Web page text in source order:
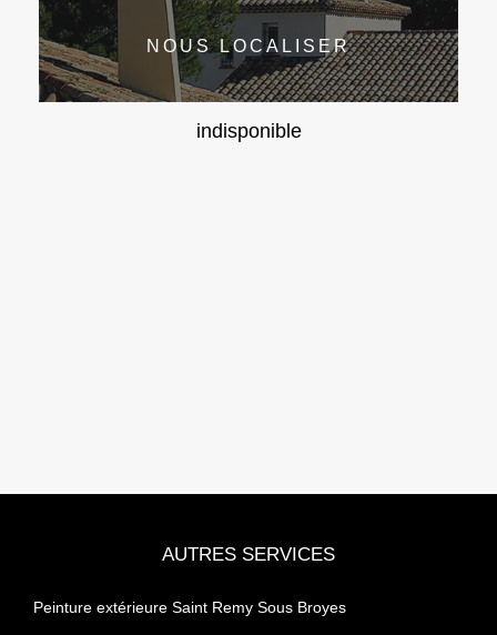
NOUS LOCALISER
indisponible
AUTRES SERVICES
Peinture extérieure Saint Remy Sous Broyes